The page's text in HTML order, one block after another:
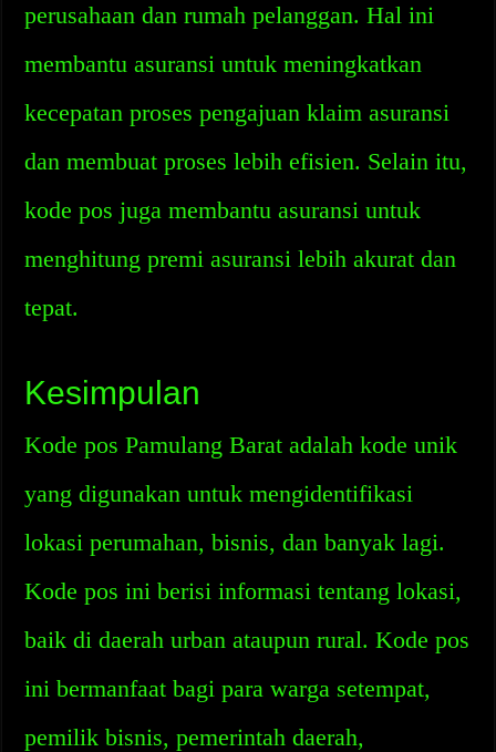
perusahaan dan rumah pelanggan. Hal ini
membantu asuransi untuk meningkatkan
kecepatan proses pengajuan klaim asuransi
dan membuat proses lebih efisien. Selain itu,
kode pos juga membantu asuransi untuk
menghitung premi asuransi lebih akurat dan
tepat.
Kesimpulan
Kode pos Pamulang Barat adalah kode unik
yang digunakan untuk mengidentifikasi
lokasi perumahan, bisnis, dan banyak lagi.
Kode pos ini berisi informasi tentang lokasi,
baik di daerah urban ataupun rural. Kode pos
ini bermanfaat bagi para warga setempat,
pemilik bisnis, pemerintah daerah,